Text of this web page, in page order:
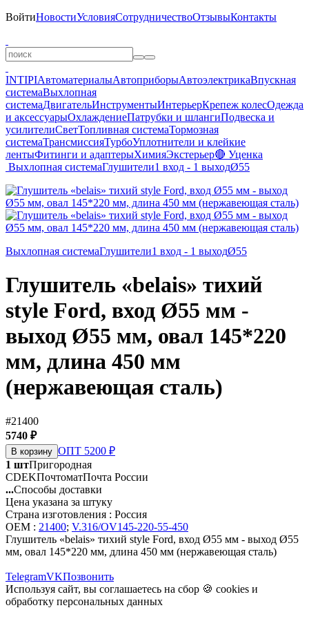
ВойтиНовостиУсловияСотрудничествоОтзывыКонтакты
INTIPIАвтоматериалыАвтоприборыАвтоэлектрикаВпускная
системаВыхлопная
системаДвигательИнструментыИнтерьерКрепеж колесОдежда
и аксессуарыОхлаждениеПатрубки и шлангиПодвеска и
усилителиСветТопливная системаТормозная
системаТрансмиссияТурбоУплотнители и клейкие
лентыФитинги и адаптерыХимияЭкстерьер🔴 Уценка
Выхлопная системаГлушители1 вход - 1 выходØ55
Выхлопная системаГлушители1 вход - 1 выходØ55
Глушитель «belais» тихий
style Ford, вход Ø55 мм -
выход Ø55 мм, овал 145*220
мм, длина 450 мм
(нержавеющая сталь)
#21400
5740 ₽
В корзину ОПТ 5200 ₽
1 штПригородная
CDEKПочтоматПочта России
...Способы доставки
Цена указана за штуку
Страна изготовления : Россия
OEM : 21400; V.316/OV145-220-55-450
Глушитель «belais» тихий style Ford, вход Ø55 мм - выход Ø55
мм, овал 145*220 мм, длина 450 мм (нержавеющая сталь)
TelegramVKПозвонить
Используя сайт, вы соглашаетесь на сбор 🍪 cookies и
обработку персональных данных